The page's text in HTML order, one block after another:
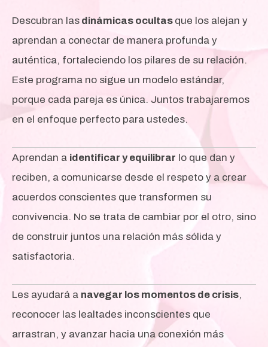
Descubran las dinámicas ocultas que los alejan y
aprendan a conectar de manera profunda y
auténtica, fortaleciendo los pilares de su relación.
Este programa no sigue un modelo estándar,
porque cada pareja es única. Juntos trabajaremos
en el enfoque perfecto para ustedes.
Aprendan a identificar y equilibrar lo que dan y
reciben, a comunicarse desde el respeto y a crear
acuerdos conscientes que transformen su
convivencia. No se trata de cambiar por el otro, sino
de construir juntos una relación más sólida y
satisfactoria.
Les ayudará a navegar los momentos de crisis,
reconocer las lealtades inconscientes que
arrastran, y avanzar hacia una conexión más